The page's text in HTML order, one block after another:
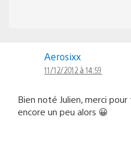
Aerosixx
11/12/2012 à 14:59
Bien noté Julien, merci
encore un peu alors 😀